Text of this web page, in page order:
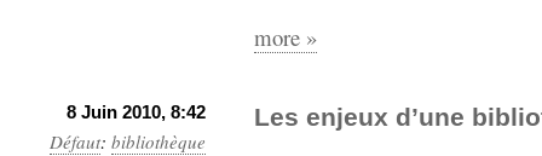
more »
8 Juin 2010, 8:42
Défaut: bibliothèque
Les enjeux d’une